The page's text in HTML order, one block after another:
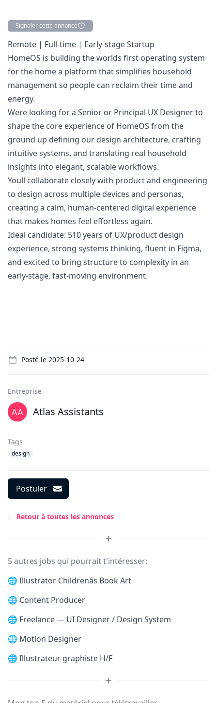
Signaler cette annonce
Description
Remote | Full-time | Early-stage Startup
HomeOS is building the worlds first operating system
for the home a platform that simplifies household
management so people can reclaim their time and
energy.
Were looking for a Senior or Principal UX Designer to
shape the core experience of HomeOS from the
ground up defining our design architecture, crafting
intuitive systems, and translating real household
insights into elegant, scalable workflows.
Youll collaborate closely with product and engineering
to design across multiple devices and personas,
creating a calm, human-centered digital experience
that makes homes feel effortless again.
Ideal candidate: 510 years of UX/product design
experience, strong systems thinking, fluent in Figma,
and excited to bring structure to complexity in an
early-stage, fast-moving environment.
Posté le 2025-10-24
Entreprise
Atlas Assistants
Tags
design
Postuler
← Retour à toutes les annonces
5 autres jobs qui pourrait t'intéresser:
🌐 Illustrator Childrenâs Book Art
🌐 Content Producer
🌐 Freelance — UI Designer / Design System
🌐 Motion Designer
🌐 Illustrateur graphiste H/F